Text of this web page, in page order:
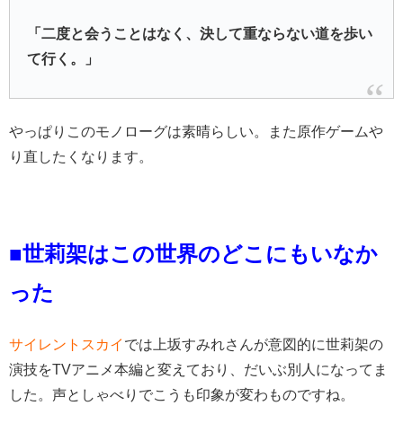
「二度と会うことはなく、決して重ならない道を歩い
て行く。」
やっぱりこのモノローグは素晴らしい。また原作ゲームや
り直したくなります。
■世莉架はこの世界のどこにもいなか
った
サイレントスカイ では上坂すみれさんが意図的に世莉架の
演技をTVアニメ本編と変えており、だいぶ別人になってま
した。声としゃべりでこうも印象が変わものですね。